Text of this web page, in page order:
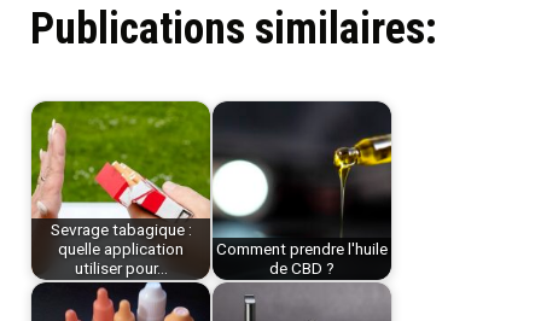
Publications similaires:
Sevrage tabagique :
quelle application
utiliser pour…
Comment prendre l'huile
de CBD ?